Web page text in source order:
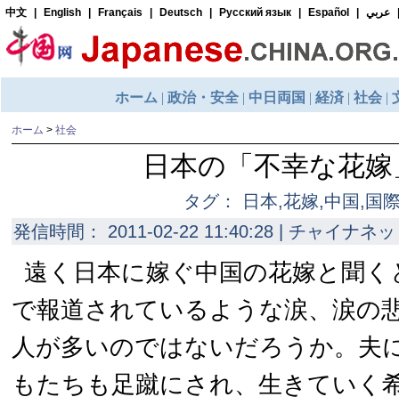
ホーム > 社会
日本の「不幸な花
タグ： 日本,花嫁,中国,国
発信時間： 2011-02-22 11:40:28 | チャイナネ
遠く日本に嫁ぐ中国の花嫁と聞
で報道されているような涙、涙の
人が多いのではないだろうか。夫
もたちも足蹴にされ、生きていく